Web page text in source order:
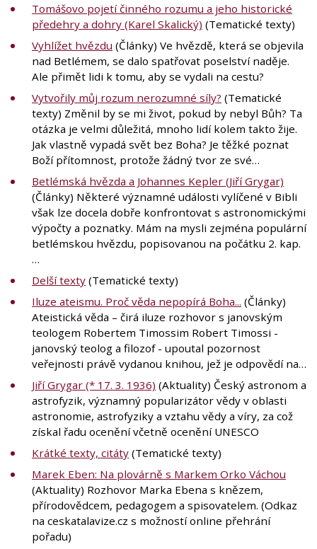
Tomášovo pojetí činného rozumu a jeho historické
předehry a dohry (Karel Skalický) (Tematické texty)
Vyhlížet hvězdu (Články) Ve hvězdě, která se objevila
nad Betlémem, se dalo spatřovat poselství naděje.
Ale přimět lidi k tomu, aby se vydali na cestu?
Vytvořily můj rozum nerozumné síly? (Tematické
texty) Změnil by se mi život, pokud by nebyl Bůh? Ta
otázka je velmi důležitá, mnoho lidí kolem takto žije.
Jak vlastně vypadá svět bez Boha? Je těžké poznat
Boží přítomnost, protože žádný tvor ze své…
Betlémská hvězda a Johannes Kepler (Jiří Grygar)
(Články) Některé významné události vylíčené v Bibli
však lze docela dobře konfrontovat s astronomickými
výpočty a poznatky. Mám na mysli zejména populární
betlémskou hvězdu, popisovanou na počátku 2. kap.
…
Delší texty (Tematické texty)
Iluze ateismu. Proč věda nepopírá Boha... (Články)
Ateistická věda – čirá iluze rozhovor s janovským
teologem Robertem Timossim Robert Timossi -
janovský teolog a filozof - upoutal pozornost
veřejnosti právě vydanou knihou, jež je odpovědí na…
Jiří Grygar (* 17. 3. 1936) (Aktuality) Český astronom a
astrofyzik, významný popularizátor vědy v oblasti
astronomie, astrofyziky a vztahu vědy a víry, za což
získal řadu ocenění včetně ocenění UNESCO
Krátké texty, citáty (Tematické texty)
Marek Eben: Na plovárně s Markem Orko Váchou
(Aktuality) Rozhovor Marka Ebena s knězem,
přírodovědcem, pedagogem a spisovatelem. (Odkaz
na ceskatalavize.cz s možností online přehrání
pořadu)